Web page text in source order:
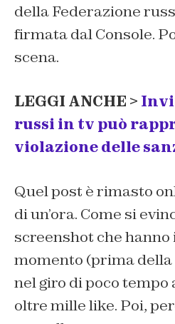
della Federazione
firmata dal Console.
scena.
LEGGI ANCHE >
russi in tv può
violazione delle
Quel post è rimasto
di un’ora. Come si
screenshot che
momento (prima della
nel giro di poco tempo
oltre millelike. Poi,